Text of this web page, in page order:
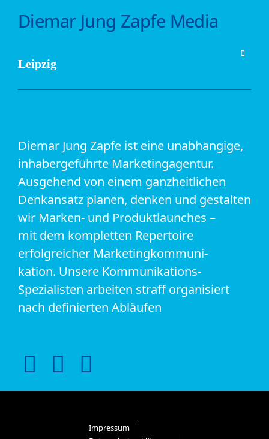
Diemar Jung Zapfe Media
Leipzig
Diemar Jung Zapfe ist eine unabhängige,
inhabergeführte Marketingagentur.
Ausgehend von einem ganzheitlichen
Denkansatz planen, denken und gestalten
wir Marken- und Produktlaunches –
mit dem kompletten Repertoire
erfolgreicher Marketingkommuni-
kation. Unsere Kommunikations-
Spezialisten arbeiten straff organisiert
nach definierten Abläufen
Impressum